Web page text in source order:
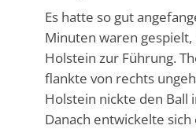
Es hatte so gut
Minuten waren gespielt,
Holstein zur Führung.
flankte von rechts
Holstein nickte den Ball
Danach entwickelte sich